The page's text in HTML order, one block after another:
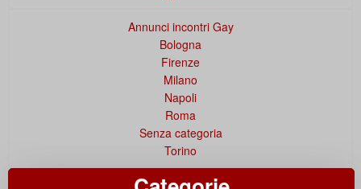
Annunci incontri Gay
Bologna
Firenze
Milano
Napoli
Roma
Senza categoria
Torino